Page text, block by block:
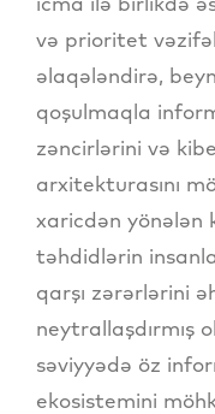
və prioritet
əlaqələndirə,
qoşulmaqla
zəncirlərini və
arxitekturasını
xaricdən yönələn
təhdidlərin
qarşı zərərlərini
neytrallaşdırmış
səviyyədə öz
ekosistemini